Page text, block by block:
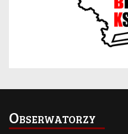
Obserwatorzy